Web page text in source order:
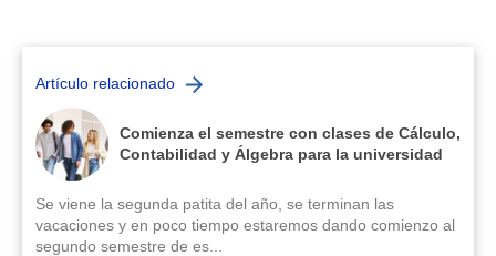
Artículo relacionado
Comienza el semestre con clases de Cálculo,
Contabilidad y Álgebra para la universidad
Se viene la segunda patita del año, se terminan las
vacaciones y en poco tiempo estaremos dando comienzo al
segundo semestre de es...